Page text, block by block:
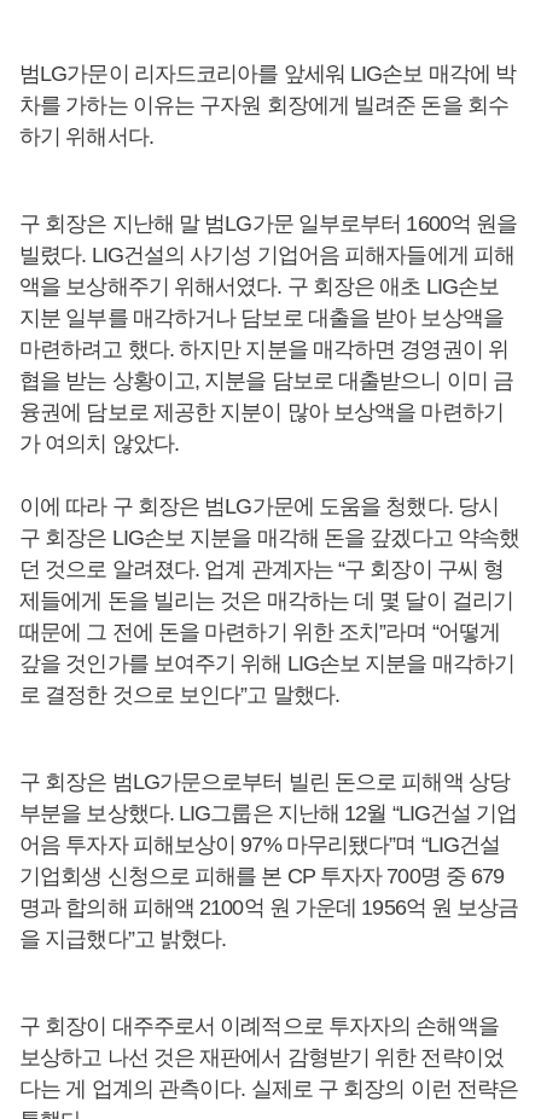
범LG가문이 리자드코리아를 앞세워 LIG손보 매각에 박
차를 가하는 이유는 구자원 회장에게 빌려준 돈을 회수
하기 위해서다.
구 회장은 지난해 말 범LG가문 일부로부터 1600억 원을
빌렸다. LIG건설의 사기성 기업어음 피해자들에게 피해
액을 보상해주기 위해서였다. 구 회장은 애초 LIG손보
지분 일부를 매각하거나 담보로 대출을 받아 보상액을
마련하려고 했다. 하지만 지분을 매각하면 경영권이 위
협을 받는 상황이고, 지분을 담보로 대출받으니 이미 금
융권에 담보로 제공한 지분이 많아 보상액을 마련하기
가 여의치 않았다.
이에 따라 구 회장은 범LG가문에 도움을 청했다. 당시
구 회장은 LIG손보 지분을 매각해 돈을 갚겠다고 약속했
던 것으로 알려졌다. 업계 관계자는 “구 회장이 구씨 형
제들에게 돈을 빌리는 것은 매각하는 데 몇 달이 걸리기
때문에 그 전에 돈을 마련하기 위한 조치”라며 “어떻게
갚을 것인가를 보여주기 위해 LIG손보 지분을 매각하기
로 결정한 것으로 보인다”고 말했다.
구 회장은 범LG가문으로부터 빌린 돈으로 피해액 상당
부분을 보상했다. LIG그룹은 지난해 12월 “LIG건설 기업
어음 투자자 피해보상이 97% 마무리됐다”며 “LIG건설
기업회생 신청으로 피해를 본 CP 투자자 700명 중 679
명과 합의해 피해액 2100억 원 가운데 1956억 원 보상금
을 지급했다”고 밝혔다.
구 회장이 대주주로서 이례적으로 투자자의 손해액을
보상하고 나선 것은 재판에서 감형받기 위한 전략이었
다는 게 업계의 관측이다. 실제로 구 회장의 이런 전략은